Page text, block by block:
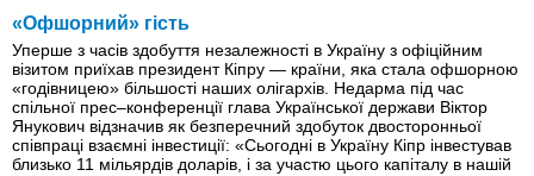
«Офшорний» гість
Уперше з часів здобуття незалежності в Україну з офіційним
візитом приїхав президент Кіпру — країни, яка стала офшорною
«годівницею» більшості наших олігархів. Недарма під час
спільної прес–конференції глава Української держави Віктор
Янукович відзначив як безперечний здобуток двосторонньої
співпраці взаємні інвестиції: «Сьогодні в Україну Кіпр інвестував
близько 11 мільярдів доларів, і за участю цього капіталу в нашій